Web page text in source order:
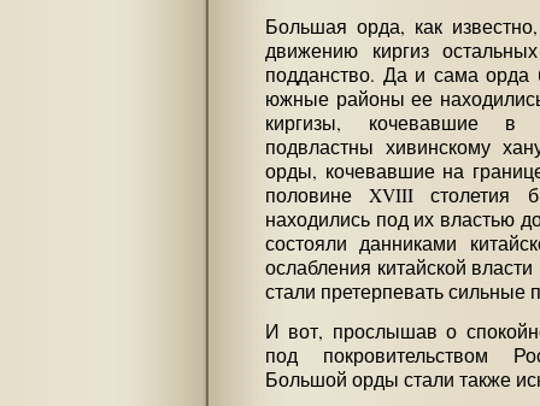
Большая орда, как
движению киргиз
подданство. Да и сама орда
южные районы ее
киргизы, кочевавшие в
подвластны хивинскому
орды, кочевавшие на
половине XVIII столетия
находились под их властью
состояли данниками
ослабления китайской
стали претерпевать сильные
И вот, прослышав о
под покровительством
Большой орды стали также